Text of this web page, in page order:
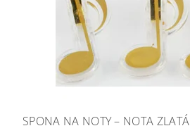
SPONA NA NOTY – NOTA ZLATÁ